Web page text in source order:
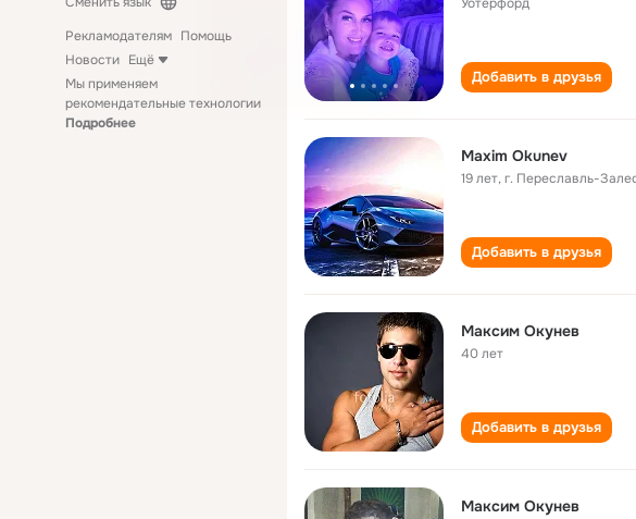
Рекламодателям Помощь
Новости Ещё
Мы применяем
рекомендательные технологии
Подробнее
Добавить в друзья
Maxim Okunev
19 лет,г. Переславль-
Добавить в друзья
Максим Окунев
40 лет
Добавить в друзья
Максим Окунев